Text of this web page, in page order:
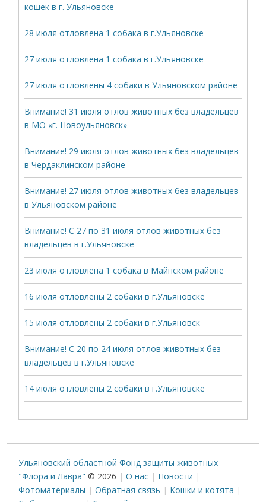
кошек в г. Ульяновске
28 июля отловлена 1 собака в г.Ульяновске
27 июля отловлена 1 собака в г.Ульяновске
27 июля отловлены 4 собаки в Ульяновском районе
Внимание! 31 июля отлов животных без владельцев
в МО «г. Новоульяновск»
Внимание! 29 июля отлов животных без владельцев
в Чердаклинском районе
Внимание! 27 июля отлов животных без владельцев
в Ульяновском районе
Внимание! С 27 по 31 июля отлов животных без
владельцев в г.Ульяновске
23 июля отловлена 1 собака в Майнском районе
16 июля отловлены 2 собаки в г.Ульяновске
15 июля отловлены 2 собаки в г.Ульяновск
Внимание! С 20 по 24 июля отлов животных без
владельцев в г.Ульяновске
14 июля отловлены 2 собаки в г.Ульяновске
Ульяновский областной Фонд защиты животных
"Флора и Лавра" © 2026 О нас
Новости
Фотоматериалы
Обратная связь
Кошки и котята